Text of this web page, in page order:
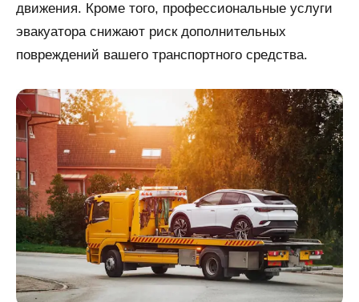
движения. Кроме того, профессиональные услуги
эвакуатора снижают риск дополнительных
повреждений вашего транспортного средства.